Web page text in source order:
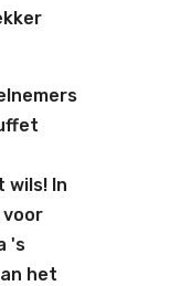
wils! In
voor
's
het